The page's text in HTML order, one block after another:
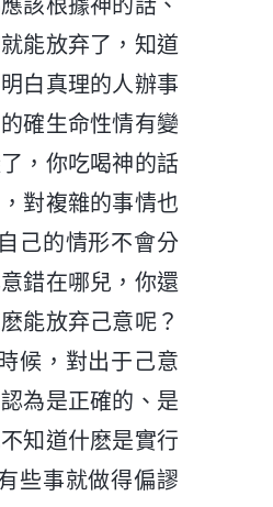
該根據神的話、
能放弃了，知道
白真理的人辦事
確生命性情有變
，你吃喝神的話
對複雜的事情也
己的情形不會分
錯在哪兒，你還
能放弃己意呢？
候，對出于己意
為是正確的、是
知道什麽是實行
些事就做得偏謬